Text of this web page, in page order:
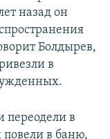
назад он
Болдырев,
в
переодели в
повели в баню,